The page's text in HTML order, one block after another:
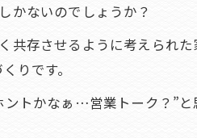
かないのでしょうか？
共存させるように考えられた
りです。
トかなぁ…営業トーク？”と